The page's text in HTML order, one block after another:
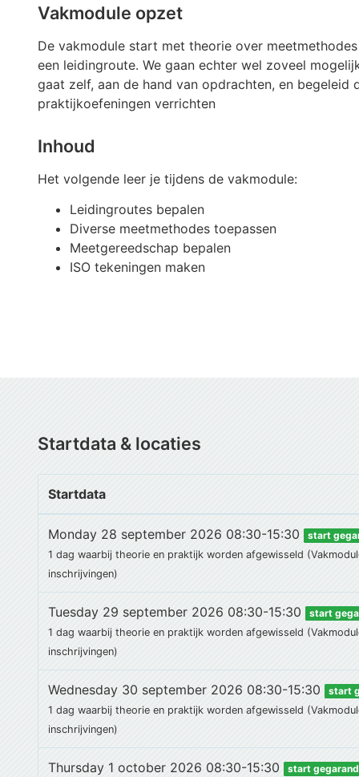
Vakmodule opzet
De vakmodule start met theorie over
een leidingroute. We gaan echter wel zoveel
gaat zelf, aan de hand van opdrachten, en begeleid
praktijkoefeningen verrichten
Inhoud
Het volgende leer je tijdens de vakmodule:
Leidingroutes bepalen
Diverse meetmethodes toepassen
Meetgereedschap bepalen
ISO tekeningen maken
Startdata & locaties
Startdata
Monday 28 september 2026 08:30-15:30
start
1 dag waarbij theorie en praktijk worden afgewisseld
inschrijvingen)
Tuesday 29 september 2026 08:30-15:30
start
1 dag waarbij theorie en praktijk worden afgewisseld
inschrijvingen)
Wednesday 30 september 2026 08:30-15:30
start
1 dag waarbij theorie en praktijk worden afgewisseld
inschrijvingen)
Thursday 1 october 2026 08:30-15:30
start